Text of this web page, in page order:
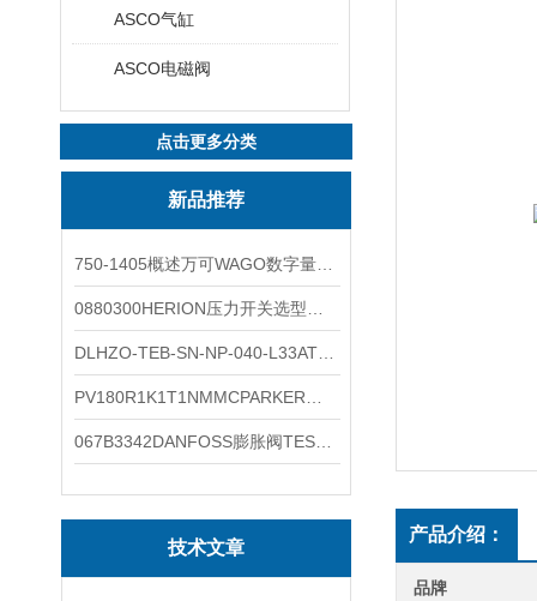
ASCO气缸
ASCO电磁阀
点击更多分类
新品推荐
技术文章
产品介绍：
品牌